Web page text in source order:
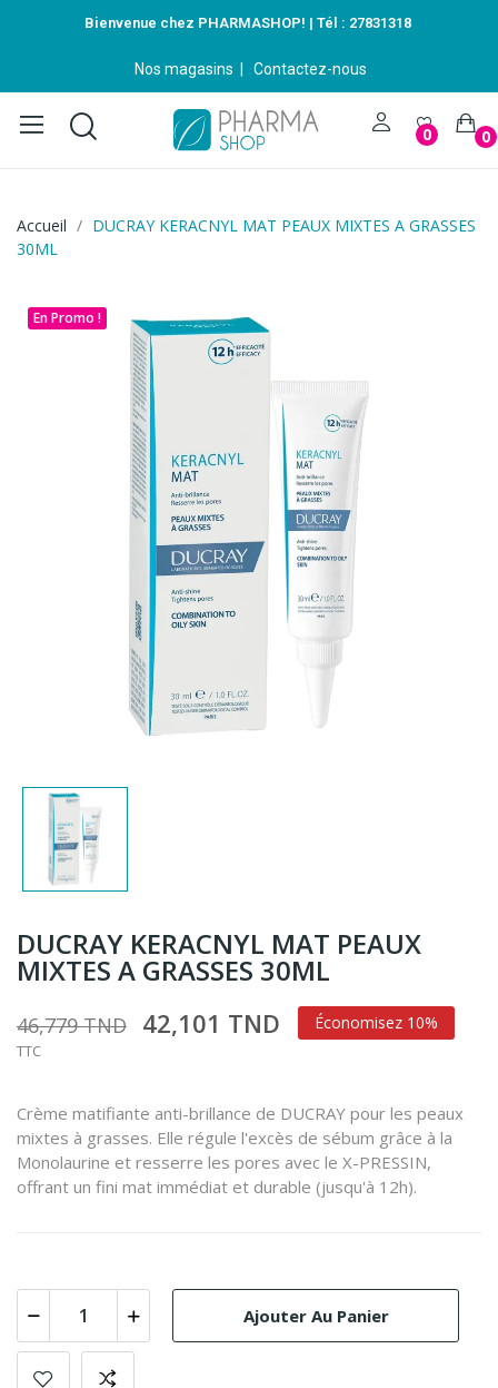
Bienvenue chez PHARMASHOP! | Tél : 27831318
Nos magasins Contactez-nous
0 0
Accueil
DUCRAY KERACNYL MAT PEAUX MIXTES A GRASSES
30ML
En Promo !
DUCRAY KERACNYL MAT PEAUX
MIXTES A GRASSES 30ML
46,779 TND 42,101 TND Économisez 10%
TTC
Crème matifiante anti-brillance de DUCRAY pour les peaux
mixtes à grasses. Elle régule l'excès de sébum grâce à la
Monolaurine et resserre les pores avec le X-PRESSIN,
offrant un fini mat immédiat et durable (jusqu'à 12h).
Ajouter Au Panier